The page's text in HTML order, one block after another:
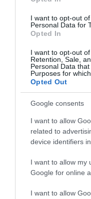
I want to opt-out
Personal Data for
Opted In
I want to opt-out
Retention, Sale,
Personal Data
Purposes for
Opted Out
Google consents
I want to allow
related to
device identifiers
I want to allow my
Google for online
I want to allow
➤ Stoiximan GBL: Η
φέρνει ανατροπή
➤ Άρης: Η νέα εποχή